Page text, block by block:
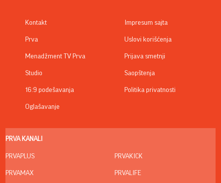
Kontakt
Prva
Menadžment TV Prva
Studio
16:9 podešavanja
Oglašavanje
Impresum sajta
Uslovi korišćenja
Prijava smetnji
Saopštenja
Politika privatnosti
PRVA KANALI
PRVAPLUS
PRVAMAX
PRVAKICK
PRVALIFE